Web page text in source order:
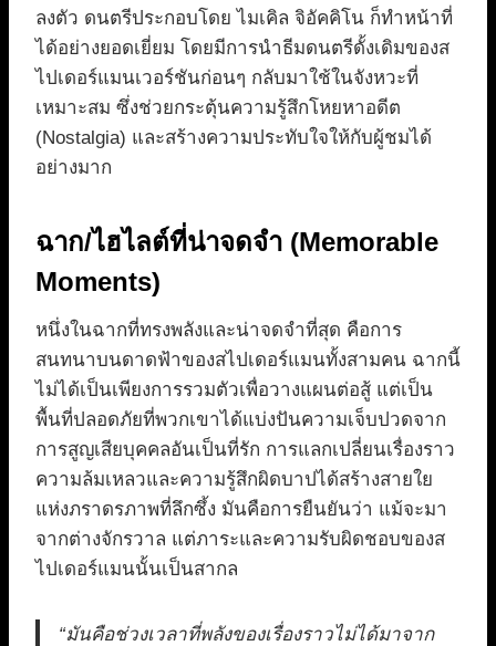
ลงตัว ดนตรีประกอบโดย ไมเคิล จิอัคคิโน ก็ทำหน้าที่
ได้อย่างยอดเยี่ยม โดยมีการนำธีมดนตรีดั้งเดิมของส
ไปเดอร์แมนเวอร์ชันก่อนๆ กลับมาใช้ในจังหวะที่
เหมาะสม ซึ่งช่วยกระตุ้นความรู้สึกโหยหาอดีต
(Nostalgia) และสร้างความประทับใจให้กับผู้ชมได้
อย่างมาก
ฉาก/ไฮไลต์ที่น่าจดจำ (Memorable
Moments)
หนึ่งในฉากที่ทรงพลังและน่าจดจำที่สุด คือการ
สนทนาบนดาดฟ้าของสไปเดอร์แมนทั้งสามคน ฉากนี้
ไม่ได้เป็นเพียงการรวมตัวเพื่อวางแผนต่อสู้ แต่เป็น
พื้นที่ปลอดภัยที่พวกเขาได้แบ่งปันความเจ็บปวดจาก
การสูญเสียบุคคลอันเป็นที่รัก การแลกเปลี่ยนเรื่องราว
ความล้มเหลวและความรู้สึกผิดบาปได้สร้างสายใย
แห่งภราดรภาพที่ลึกซึ้ง มันคือการยืนยันว่า แม้จะมา
จากต่างจักรวาล แต่ภาระและความรับผิดชอบของส
ไปเดอร์แมนนั้นเป็นสากล
“มันคือช่วงเวลาที่พลังของเรื่องราวไม่ได้มาจาก